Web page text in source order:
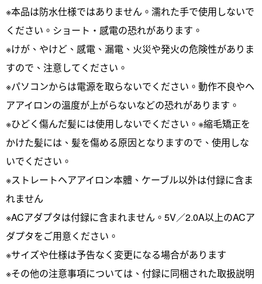
※本品は防水仕様ではありません。濡れた手で使用しないで
ください。ショート・感電の恐れがあります。
※けが、やけど、感電、漏電、火災や発火の危険性がありま
すので、注意してください。
※パソコンからは電源を取らないでください。動作不良やヘ
アアイロンの溫度が上がらないなどの恐れがあります。
※ひどく傷んだ髪には使用しないでください。※縮毛矯正を
かけた髪には、髪を傷める原因となりますので、使用しな
いでください。
※ストレートヘアアイロン本體、ケーブル以外は付録に含ま
れません
※ACアダプタは付録に含まれません。5V／2.0A以上のACア
ダプタをご用意ください。
※サイズや仕様は予告なく変更になる場合があります
※その他の注意事項については、付録に同梱された取扱説明